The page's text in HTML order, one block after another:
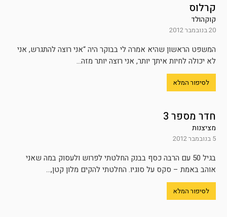
קרלוס
קוקהולד
20 בנובמבר 2012
המשפט הראשון שהיא אמרה לי בבוקר היה “אני רוצה להתגרש, אני
לא יכולה לחיות איתך יותר, אני רוצה יותר מזה...
לסיפור המלא
חדר מספר 3
מציצנות
5 בנובמבר 2012
בגיל 50 עם הרבה כסף בבנק החלטתי לפרוש ולעסוק במה שאני
אוהב באמת – סקס על סוגיו. החלטתי להקים מלון קטן,...
לסיפור המלא